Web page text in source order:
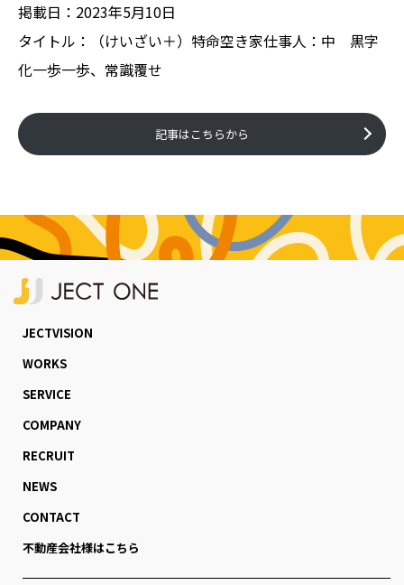
掲載日：2023年5月10日
タイトル：（けいざい＋）特命空き家仕事人：中 黒字
化一歩一歩、常識覆せ
記事はこちらから
JECTVISION
WORKS
SERVICE
COMPANY
RECRUIT
NEWS
CONTACT
不動産会社様はこちら